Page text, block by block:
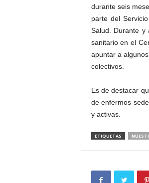
durante seis
parte del
Salud. Durante y
sanitario en el
apuntar a
colectivos.
Es de destacar
de enfermos
y activas.
ETIQUETAS